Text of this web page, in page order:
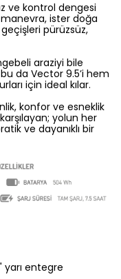
ve kontrol dengesi
ister doğa
pürüzsüz,
araziyi bile
da Vector 9.5’i hem
için ideal kılar.
konfor ve esneklik
yolun her
ve dayanıklı bir
yarı entegre